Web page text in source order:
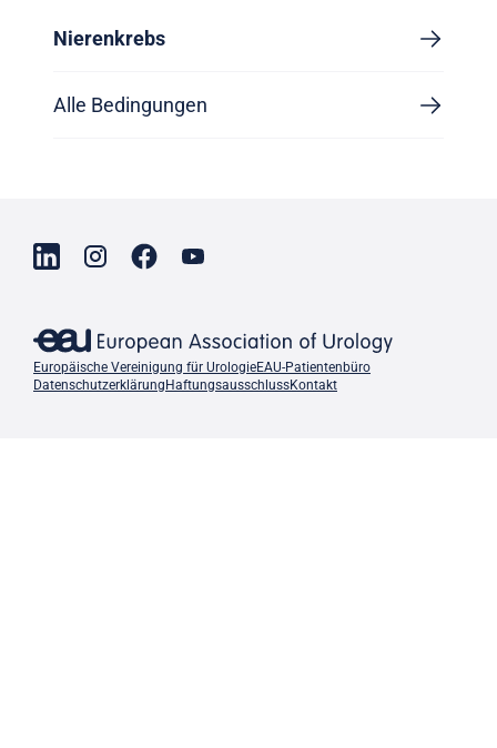
Nierenkrebs
Alle Bedingungen
Europäische Vereinigung für UrologieEAU-Patientenbüro
Datenschutzerklärung HaftungsausschlussKontakt